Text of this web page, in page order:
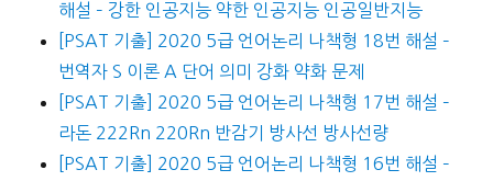
해설 – 강한 인공지능 약한 인공지능 인공일반지능
[PSAT 기출] 2020 5급 언어논리 나책형 18번 해설 –
번역자 S 이론 A 단어 의미 강화 약화 문제
[PSAT 기출] 2020 5급 언어논리 나책형 17번 해설 –
라돈 222Rn 220Rn 반감기 방사선 방사선량
[PSAT 기출] 2020 5급 언어논리 나책형 16번 해설 –